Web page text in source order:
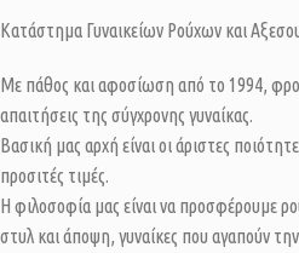
Κατάστημα Γυναικείων Ρούχων και
Με πάθος και αφοσίωση από το 1994,
απαιτήσεις της σύγχρονης γυναίκας.
Βασική μας αρχή είναι οι άριστες
προσιτές τιμές.
Η φιλοσοφία μας είναι να προσφέρουμε
στυλ και άποψη, γυναίκες που αγαπούν